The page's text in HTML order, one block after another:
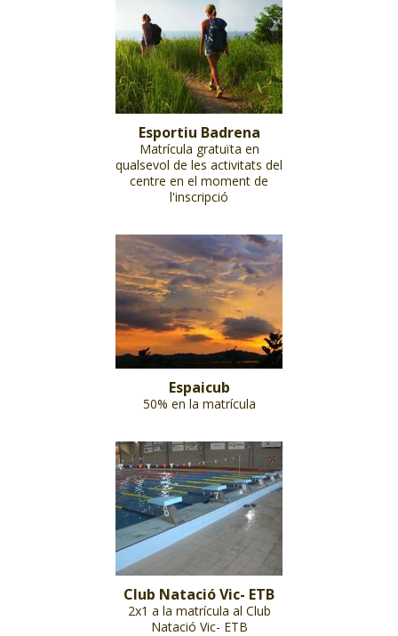
Esportiu Badrena
Matrícula gratuïta en
qualsevol de les activitats del
centre en el moment de
l'inscripció
Espaicub
50% en la matrícula
Club Natació Vic- ETB
2x1 a la matrícula al Club
Natació Vic- ETB